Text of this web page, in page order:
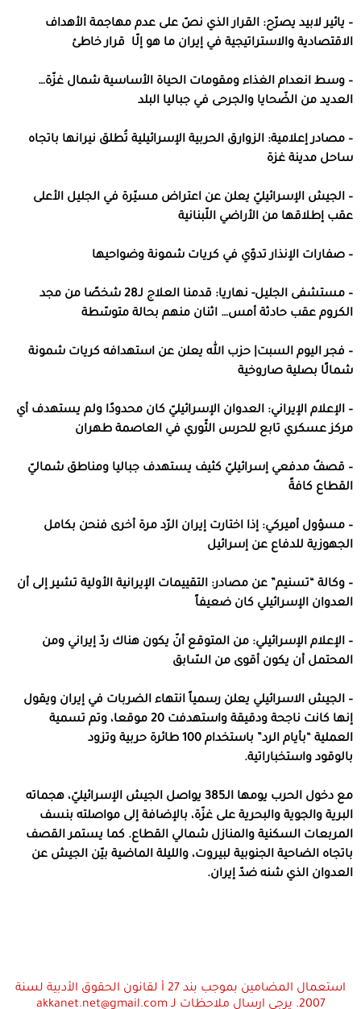
– يائير لابيد يصرّح: القرار الذي نصّ على عدم مهاجمة الأهداف
الاقتصادية والاستراتيجية في إيران ما هو إلّا قرار خاطئ
– وسط انعدام الغذاء ومقومات الحياة الأساسية شمال غزّة…
العديد من الضّحايا والجرحى في جباليا البلد
– مصادر إعلامية: الزوارق الحربية الإسرائيلية تُطلق نيرانها باتجاه
ساحل مدينة غزة
– الجيش الإسرائيليّ يعلن عن اعتراض مسيّرة في الجليل الأعلى
عقب إطلاقها من الأراضي اللّبنانية
– صفارات الإنذار تدوّي في كريات شمونة وضواحيها
– مستشفى الجليل- نهاريا: قدمنا العلاج لـ28 شخصًا من مجد
الكروم عقب حادثة أمس… اثنان منهم بحالة متوسّطة
– فجر اليوم السبت| حزب الله يعلن عن استهدافه كريات شمونة
شمالًا بصلية صاروخية
– الإعلام الإيراني: العدوان الإسرائيليّ كان محدودًا ولم يستهدف أي
مركز عسكري تابع للحرس الثّوري في العاصمة طهران
– قصفٌ مدفعي إسرائيليّ كثيف يستهدف جباليا ومناطق شماليّ
القطاع كافةً
– مسؤول أميركي: إذا اختارت إيران الرّد مرة أخرى فنحن بكامل
الجهوزية للدفاع عن إسرائيل
– وكالة “تسنيم” عن مصادر: التقييمات الإيرانية الأولية تشير إلى أن
العدوان الإسرائيلي كان ضعيفاً
– الإعلام الإسرائيلي: من المتوقع أنّ يكون هناك ردّ إيراني ومن
المحتمل أن يكون أقوى من السّابق
– الجيش الاسرائيلي يعلن رسمياً انتهاء الضربات في إيران ويقول
إنها كانت ناجحة ودقيقة واستهدفت 20 موقعا، وتم تسمية
العملية “بأيام الرد” باستخدام 100 طائرة حربية وتزود
بالوقود واستخباراتية.
مع دخول الحرب يومها الـ385 يواصل الجيش الإسرائيليّ، هجماته
البرية والجوية والبحرية على غزّة، بالإضافة إلى مواصلته بنسف
المربعات السكنية والمنازل شمالي القطاع. كما يستمر القصف
باتجاه الضاحية الجنوبية لبيروت، والليلة الماضية بيّن الجيش عن
العدوان الذي شنه ضدّ إيران.
استعمال المضامين بموجب بند 27 أ لقانون الحقوق الأدبية لسنة
2007. يرجى ارسال ملاحظات لـ akkanet.net@gmail.com